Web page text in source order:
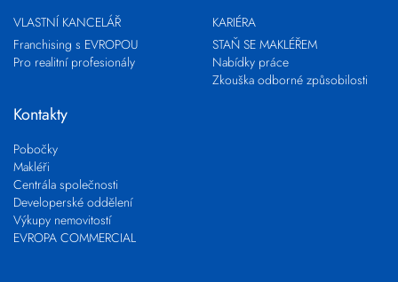
VLASTNÍ KANCELÁŘ
Franchising s EVROPOU
Pro realitní profesionály
KARIÉRA
STAŇ SE MAKLÉŘEM
Nabídky práce
Zkouška odborné způsobilosti
Kontakty
Pobočky
Makléři
Centrála společnosti
Developerské oddělení
Výkupy nemovitostí
EVROPA COMMERCIAL